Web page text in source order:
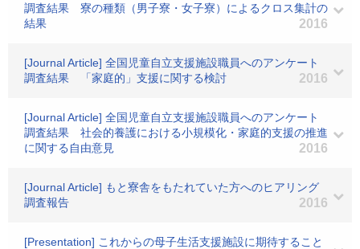
調査結果 寮の種類（男子寮・女子寮）によるクロス集計の
結果
2016
[Journal Article] 全国児童自立支援施設職員へのアンケート
調査結果 「家庭的」支援に関する検討
2016
[Journal Article] 全国児童自立支援施設職員へのアンケート
調査結果 社会的養護における小規模化・家庭的支援の推進
に関する自由意見
2016
[Journal Article] もと寮舎をもたれていた方へのヒアリング
調査報告
2016
[Presentation] これからの母子生活支援施設に期待すること